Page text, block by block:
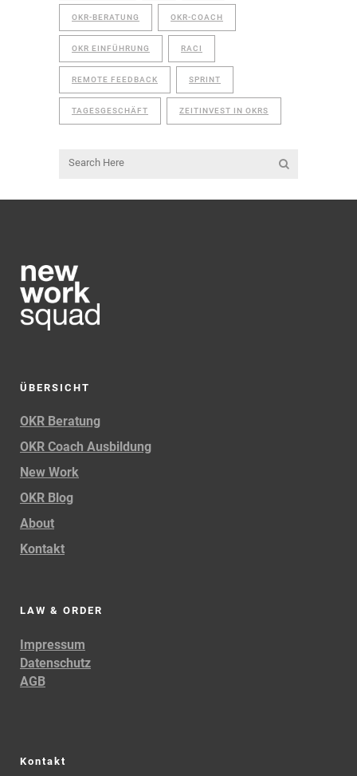
OKR-BERATUNG OKR-COACH
OKR EINFÜHRUNG RACI
REMOTE FEEDBACK SPRINT
TAGESGESCHÄFT ZEITINVEST IN OKRS
ÜBERSICHT
OKR Beratung
OKR Coach Ausbildung
New Work
OKR Blog
About
Kontakt
LAW & ORDER
Impressum
Datenschutz
AGB
Kontakt